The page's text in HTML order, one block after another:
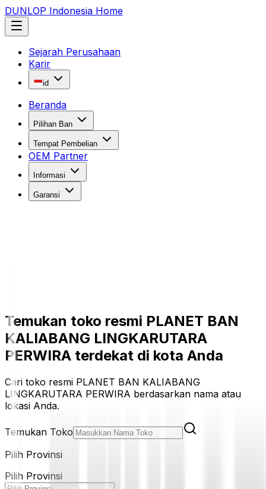
DUNLOP Indonesia Home
Sejarah Perusahaan
Karir
id
Beranda
Pilihan Ban
Tempat Pembelian
OEM Partner
Informasi
Garansi
Temukan toko resmi PLANET BAN
KALIABANG LINGKARUTARA
PERWIRA terdekat di kota Anda
Cari toko resmi PLANET BAN KALIABANG
LINGKARUTARA PERWIRA berdasarkan nama atau
lokasi Anda.
Temukan Toko
Pilih Provinsi
Pilih Provinsi